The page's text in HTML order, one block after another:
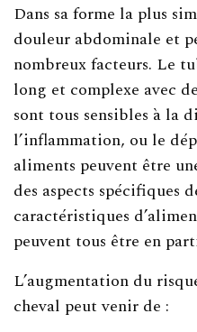
Dans sa forme la plus
douleur abdominale et
nombreux facteurs. Le
long et complexe avec
sont tous sensibles à la
l’inflammation, ou le
aliments peuvent être
des aspects spécifiques
caractéristiques
peuvent tous être en
L’augmentation du
cheval peut venir de :